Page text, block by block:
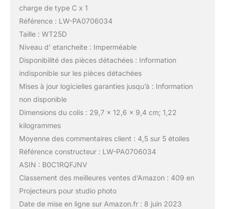
charge de type C x 1
Référence : LW-PA0706034
Taille : WT25D
Niveau d’ etancheite : Imperméable
Disponibilité des pièces détachées : Information
indisponible sur les pièces détachées
Mises à jour logicielles garanties jusqu’à : Information
non disponible
Dimensions du colis : 29,7 x 12,6 x 9,4 cm; 1,22
kilogrammes
Moyenne des commentaires client : 4,5 sur 5 étoiles
Référence constructeur : LW-PA0706034
ASIN : B0C1RQFJNV
Classement des meilleures ventes d’Amazon : 409 en
Projecteurs pour studio photo
Date de mise en ligne sur Amazon.fr : 8 juin 2023